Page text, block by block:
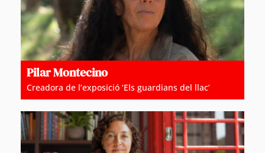
Pilar Montecino
Creadora de l’exposició ‘Els guardians del llac’